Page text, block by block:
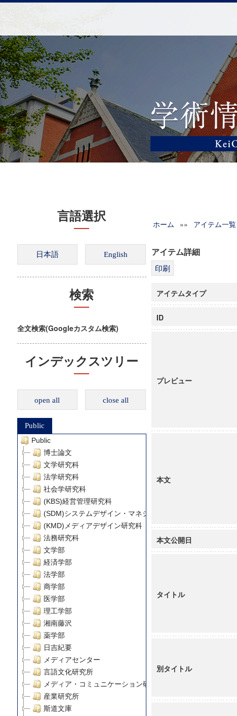
言語選択
検索
全文検索(Googleカスタム検索)
インデックスツリー
open all close all
Public
Public
博士論文
文学研究科
法学研究科
社会学研究科
(KBS)経営管理研究科
(SDM)システムデザイン・マネジメント研究科
(KMD)メディアデザイン研究科
法務研究科
文学部
経済学部
法学部
商学部
医学部
理工学部
湘南藤沢
薬学部
日吉紀要
メディアセンター
言語文化研究所
メディア・コミュニケーション研究所
産業研究所
斯道文庫
ホーム »» アイテム一覧
アイテム詳細
アイテムタイプ
ID
プレビュー
本文
本文公開日
タイトル
別タイトル